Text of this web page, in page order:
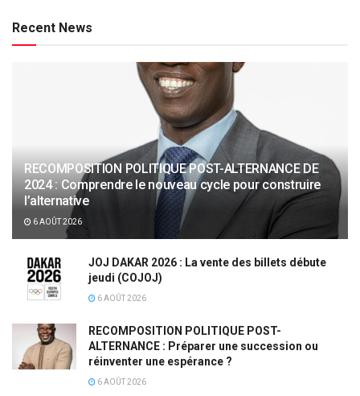
Recent News
RECOMPOSITION POLITIQUE POST-ALTERNANCE DE
2024 : Comprendre le nouveau cycle pour construire
l’alternative
6 AOÛT 2026
JOJ DAKAR 2026 : La vente des billets débute
jeudi (COJOJ)
6 AOÛT 2026
RECOMPOSITION POLITIQUE POST-
ALTERNANCE : Préparer une succession ou
réinventer une espérance ?
6 AOÛT 2026